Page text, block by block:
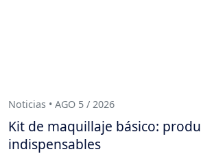
Noticias • AGO 5 / 2026
Kit de maquillaje básico:
indispensables